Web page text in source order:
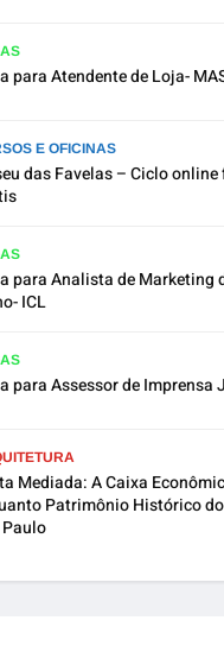
para Atendente de Loja-
E OFICINAS
das Favelas – Ciclo
para Analista de Marketing
ICL
para Assessor de Imprensa
Mediada: A Caixa
Patrimônio Histórico